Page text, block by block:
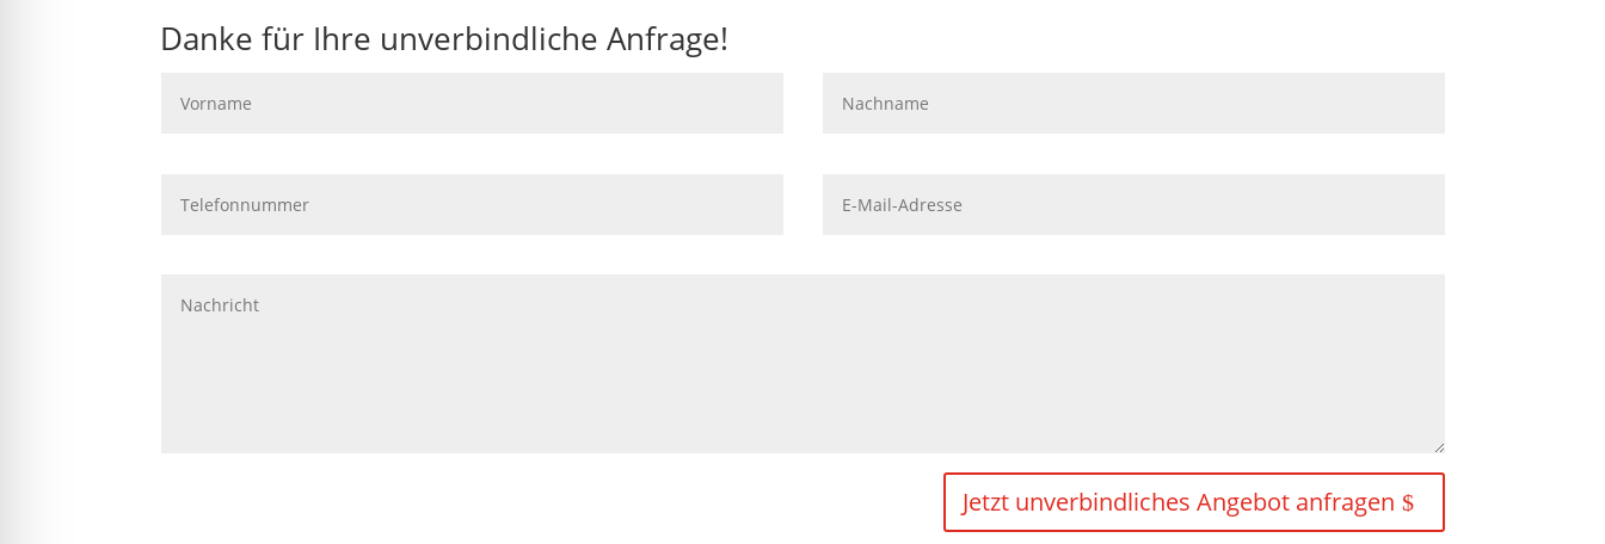
Danke für Ihre unverbindliche Anfrage!
Jetzt unverbindliches Angebot anfragen